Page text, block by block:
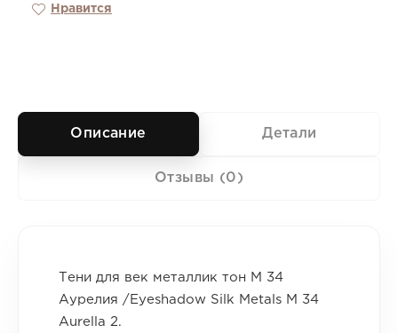
Нравится
Описание Детали
Отзывы (0)
Тени для век металлик тон М 34
Аурелия /Eyeshadow Silk Metals M 34
Aurella 2.